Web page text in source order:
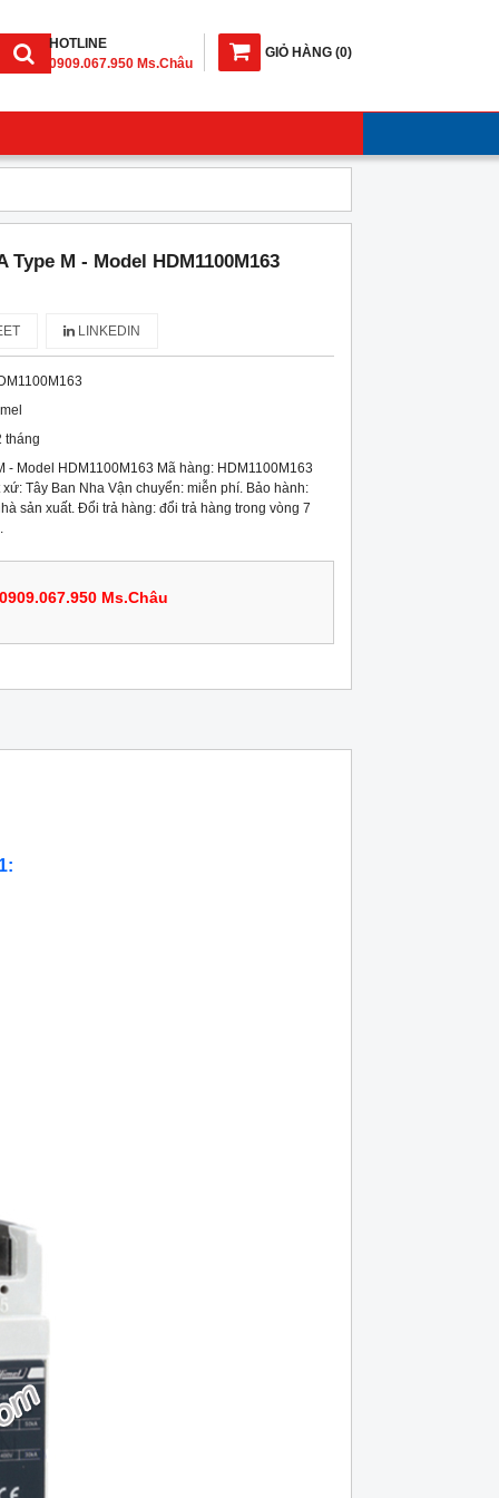
GIỎ HÀNG (0)
HOTLINE
0909.067.950 Ms.Châu
Type M - Model HDM1100M163
LINKEDIN
tháng
- Model HDM1100M163 Mã hàng: HDM1100M163
Tây Ban Nha Vận chuyển: miễn phí. Bảo hành:
sản xuất. Đổi trả hàng: đổi trả hàng trong vòng 7
0909.067.950 Ms.Châu